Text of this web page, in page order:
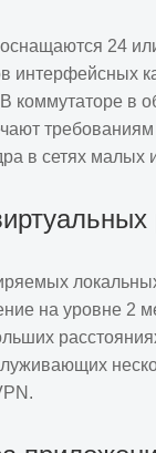
и
система
10/100/
до 9
для
портов
применяться
24
интерфейсных
коммутаторе в
в сетях малых
на уровне 2